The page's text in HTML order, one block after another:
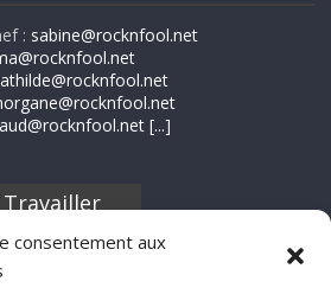
consentement aux
: sabine@rocknfool.net
[...]
Travailler
tu souhaites